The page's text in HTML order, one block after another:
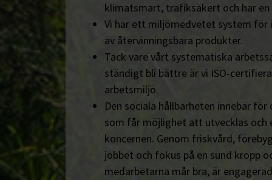
klimatsmart, trafiksäkert och har
Vi har ett miljömedvetet system för
av återvinningsbara produkter.
Tack vare vårt systematiska
ständigt bli bättre är vi ISO-
arbetsmiljö.
Den sociala hållbarheten innebär
som får möjlighet att utvecklas och
koncernen. Genom friskvård,
jobbet och fokus på en sund kropp
medarbetarna mår bra, är